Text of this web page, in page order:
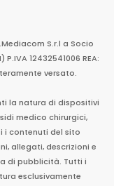
Mediacom S.r.l a Socio
P.IVA 12432541006 REA:
versato.
la natura di dispositivi
medico chirurgici,
i contenuti del sito
allegati, descrizioni e
di pubblicità. Tutti i
esclusivamente